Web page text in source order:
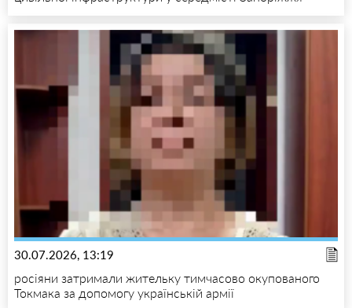
30.07.2026, 13:19
росіяни затримали жительку тимчасово окупованого
Токмака за допомогу українській армії